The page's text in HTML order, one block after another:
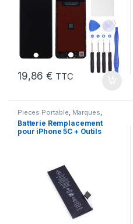
19,86€ TTC
Pieces Portable Marques
iPhone 5C Batteries et
chargeurs,Batteries Apple
Batterie Remplacement
pour iPhone 5C + Outils